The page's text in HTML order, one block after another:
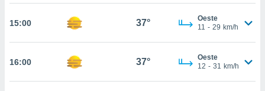
site
de que
para
não
15:00 37°
Oeste
11 - 29 km/h
16:00 37°
Oeste
12 - 31 km/h